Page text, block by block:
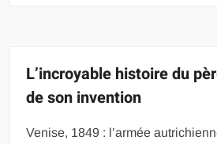
L’incroyable histoire du
de son invention
Venise, 1849 : l’armée